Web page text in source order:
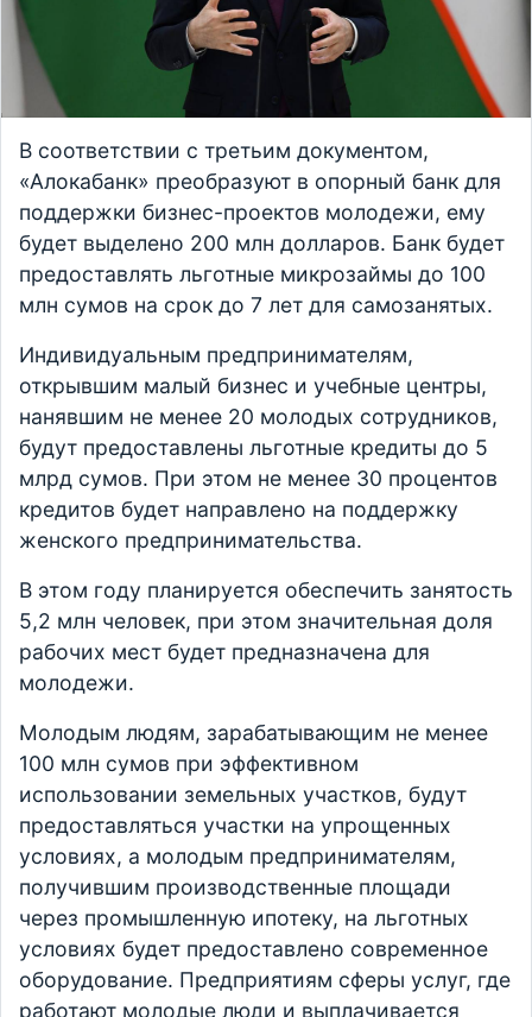
В соответствии с третьим документом,
«Алокабанк» преобразуют в опорный банк для
поддержки бизнес-проектов молодежи, ему
будет выделено 200 млн долларов. Банк будет
предоставлять льготные микрозаймы до 100
млн сумов на срок до 7 лет для самозанятых.
Индивидуальным предпринимателям,
открывшим малый бизнес и учебные центры,
нанявшим не менее 20 молодых сотрудников,
будут предоставлены льготные кредиты до 5
млрд сумов. При этом не менее 30 процентов
кредитов будет направлено на поддержку
женского предпринимательства.
В этом году планируется обеспечить занятость
5,2 млн человек, при этом значительная доля
рабочих мест будет предназначена для
молодежи.
Молодым людям, зарабатывающим не менее
100 млн сумов при эффективном
использовании земельных участков, будут
предоставляться участки на упрощенных
условиях, а молодым предпринимателям,
получившим производственные площади
через промышленную ипотеку, на льготных
условиях будет предоставлено современное
оборудование. Предприятиям сферы услуг, где
работают молодые люди и выплачивается